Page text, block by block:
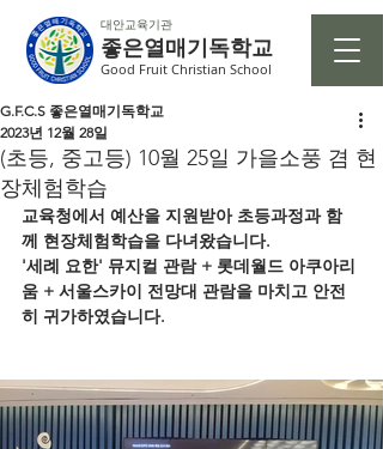
대안교육기관
좋은열매기독학교
Good Fruit Christian School
(초등, 중고등) 10월 25일 가을소풍 겸 현
장체험학습
G.F.C.S 좋은열매기독학교
2023년 12월 28일
교육청에서 예산을 지원받아 초등과정과 함
께 현장체험학습을 다녀왔습니다.
'세례 요한' 뮤지컬 관람 + 롯데월드 아쿠아리
움 + 서울스카이 전망대 관람을 마치고 안전
히 귀가하였습니다.